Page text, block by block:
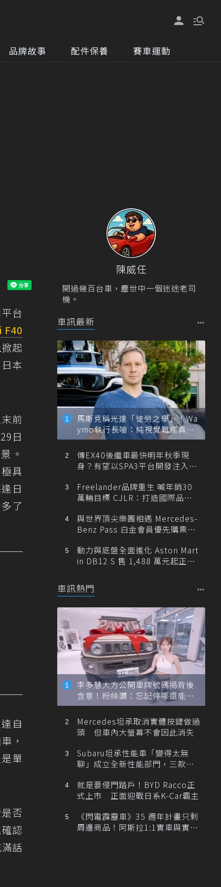
品牌故事 配件保養 賽車運動
台
F40
起
本
前
日
。
具
日
了
自
，
單
否
認
話
陳威任
開過幾百台車，塵世中一個迷途老司
機。
車訊最新
馬斯克稱光達「徒勞之舉」！Wa
ymo執行長嗆：純視覺難達真正
自動駕駛
傳EX40後繼車最快明年秋季現
身？有望以SPA3平台開發注入80
Freelander品牌重生 喊年銷30
萬輛目標 CJLR：打造國際品牌
與世界頂尖樂團相遇 Mercedes-
Benz Pass 白金會員優先購票維
動力與底盤全面進化 Aston Mart
in DB12 S 售 1,488 萬元起正式
車訊熱門
李多慧大方公開車牌號碼揭背後
含意！粉絲讚：忘記停哪還能幫
忙找車
Mercedes坦承取消實體按鍵做過
頭 但車內大螢幕不會因此消失
Subaru坦承性能車「變得太無
聊」成立全新性能部門，三款手
就是要侵門踏戶！BYD Racco正
式上市 正面迎戰日系K-Car霸主
《閃電霹靂車》35 週年計畫只剩
周邊商品！阿斯拉1:1實車與實體